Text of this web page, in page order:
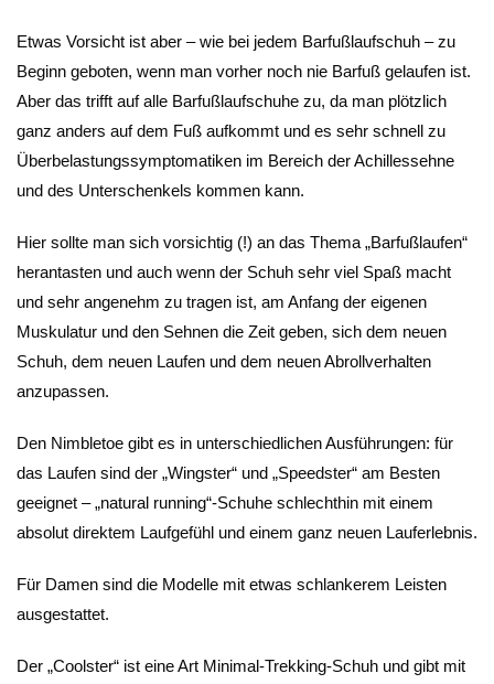
Etwas Vorsicht ist aber – wie bei jedem Barfußlaufschuh – zu
Beginn geboten, wenn man vorher noch nie Barfuß gelaufen ist.
Aber das trifft auf alle Barfußlaufschuhe zu, da man plötzlich
ganz anders auf dem Fuß aufkommt und es sehr schnell zu
Überbelastungssymptomatiken im Bereich der Achillessehne
und des Unterschenkels kommen kann.
Hier sollte man sich vorsichtig (!) an das Thema „Barfußlaufen“
herantasten und auch wenn der Schuh sehr viel Spaß macht
und sehr angenehm zu tragen ist, am Anfang der eigenen
Muskulatur und den Sehnen die Zeit geben, sich dem neuen
Schuh, dem neuen Laufen und dem neuen Abrollverhalten
anzupassen.
Den Nimbletoe gibt es in unterschiedlichen Ausführungen: für
das Laufen sind der „Wingster“ und „Speedster“ am Besten
geeignet – „natural running“-Schuhe schlechthin mit einem
absolut direktem Laufgefühl und einem ganz neuen Lauferlebnis.
Für Damen sind die Modelle mit etwas schlankerem Leisten
ausgestattet.
Der „Coolster“ ist eine Art Minimal-Trekking-Schuh und gibt mit